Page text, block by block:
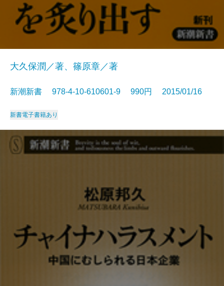
大久保潤／著、篠原章／著
新潮新書 978-4-10-610601-9 990円 2015/01/16
新書電子書籍あり